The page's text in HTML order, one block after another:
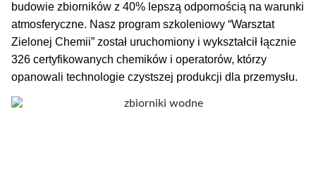
budowie zbiorników z 40% lepszą odpornością na warunki
atmosferyczne. Nasz program szkoleniowy “Warsztat
Zielonej Chemii” został uruchomiony i wykształcił łącznie
326 certyfikowanych chemików i operatorów, którzy
opanowali technologie czystszej produkcji dla przemysłu.